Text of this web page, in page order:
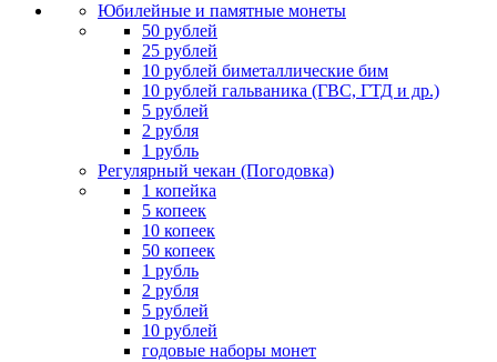
Юбилейные и памятные монеты
50 рублей
25 рублей
10 рублей биметаллические бим
10 рублей гальваника (ГВС, ГТД и др.)
5 рублей
2 рубля
1 рубль
Регулярный чекан (Погодовка)
1 копейка
5 копеек
10 копеек
50 копеек
1 рубль
2 рубля
5 рублей
10 рублей
годовые наборы монет